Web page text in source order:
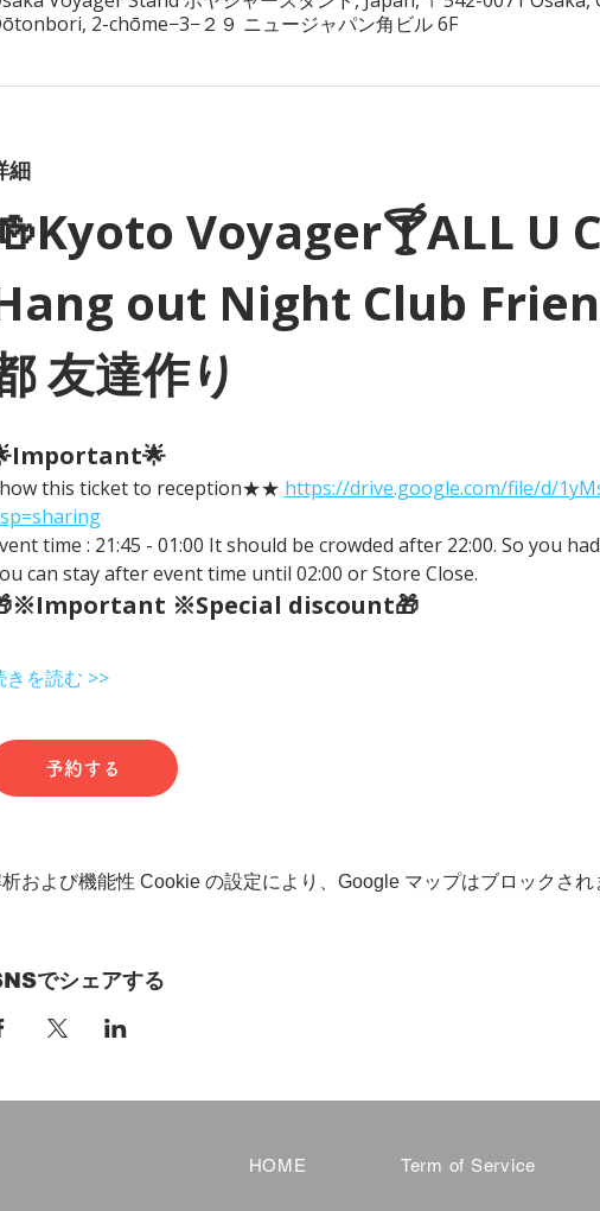
2-chōme−3−２９ ニュージャパン角ビル 6F
細
Voyager🍸ALL U
out Night Club
友達作り
this ticket to reception★★ https://drive.google.com/file/d/
time : 21:45 - 01:00 It should be crowded after 22:00. So you
can stay after event time until 02:00 or Store Close.
※Special discount🎁
きを読む >>
予約する
および機能性 Cookie の設定により、Google マップはブロックされ
でシェアする
HOME Term of Service